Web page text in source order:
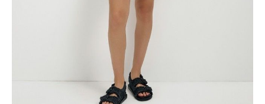
Импортер в Республику Беларусь: СООО" Конте Спа", Республика
Беларусь, 230026, г. Гродно, ул. Победы, 30
Изготовитель: Firemount Textiles Ltd, Республика Маврикий,
EstateRoad, Goodlands, Mauritius
Podmiot odpowiedzialny